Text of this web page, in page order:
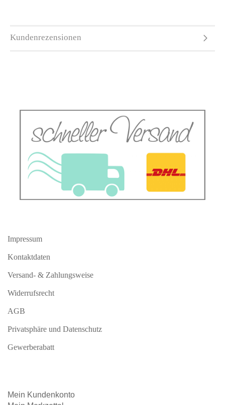
Kundenrezensionen
Impressum
Kontaktdaten
Versand- & Zahlungsweise
Widerrufsrecht
AGB
Privatsphäre und Datenschutz
Gewerberabatt
Mein Kundenkonto